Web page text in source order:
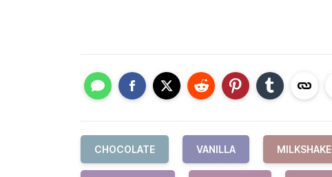
CHOCOLATE VANILLA MILKSHAKE